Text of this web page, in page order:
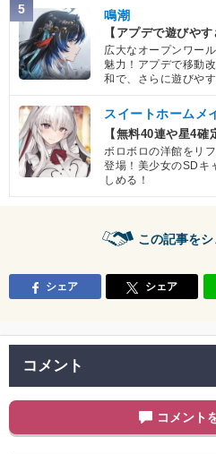
5 鳴潮
【アプデで遊びやす
広大なオープンワー
魅力！アプデで移動
和で、さらに遊びや
スイートホームメ
【無料40連や星4確
ボロボロの洋館をリ
登場！美少女のSDキ
しめる！
この記事を
シェア シェア
コメント
コメント